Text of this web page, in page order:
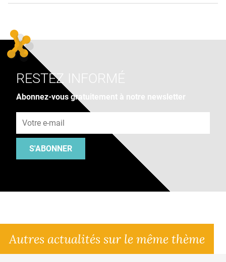
RESTEZ INFORMÉ
Abonnez-vous gratuitement à notre newsletter
S'ABONNER
Autres actualités sur le même thème